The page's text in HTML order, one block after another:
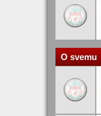
O svemu